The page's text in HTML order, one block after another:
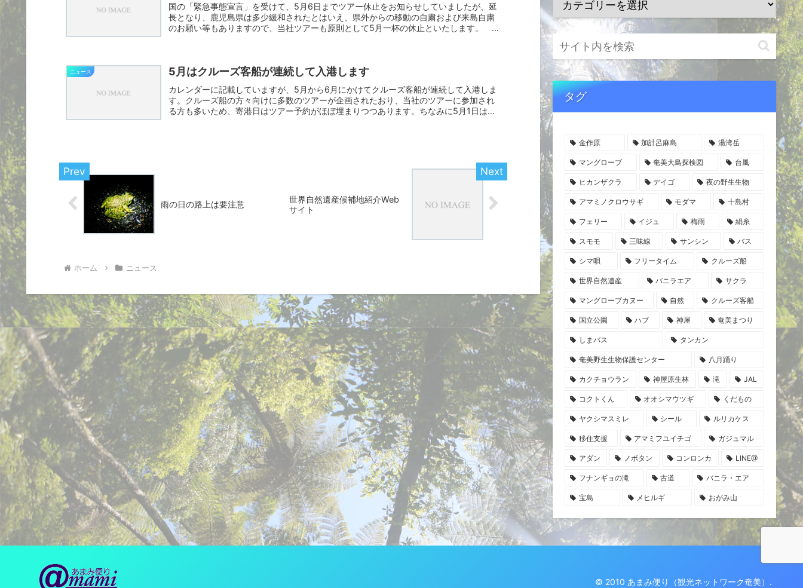
国の「緊急事態宣言」を受けて、5月6日までツアー休止をお知らせしていましたが、延
長となり、鹿児島県は多少緩和されたとはいえ、県外からの移動の自粛および来島自粛
のお願い等もありますので、当社ツアーも原則として5月一杯の休止といたします。 ツ
ニュース 5月はクルーズ客船が連続して入港します
カレンダーに記載していますが、5月から6月にかけてクルーズ客船が連続して入港しま
す。クルーズ船の方々向けに多数のツアーが企画されたおり、当社のツアーに参加され
る方も多いため、寄港日はツアー予約がほぼ埋まりつつあります。ちなみに5月1日は受
雨の日の路上は要注意
世界自然遺産候補地紹介Web
サイト
ホーム ニュース
タグ
金作原 加計呂麻島 湯湾岳
マングローブ 奄美大島探検図 台風
ヒカンザクラ デイゴ 夜の野生生物
アマミノクロウサギ モダマ 十島村
フェリー イジュ 梅雨 絹糸
スモモ 三味線 サンシン バス
シマ唄 フリータイム クルーズ船
世界自然遺産 バニラエア サクラ
マングローブカヌー 自然 クルーズ客船
国立公園 ハブ 神屋 奄美まつり
しまバス タンカン
奄美野生生物保護センター 八月踊り
カクチョウラン 神屋原生林 滝 JAL
コクトくん オオシマウツギ くだもの
ヤクシマスミレ シール ルリカケス
移住支援 アマミフユイチゴ ガジュマル
アダン ノボタン コンロンカ LINE@
フナンギョの滝 古道 バニラ・エア
宝島 メヒルギ おがみ山
© 2010 あまみ便り（観光ネットワーク奄美）.